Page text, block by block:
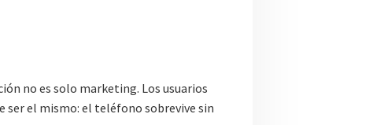
no es solo marketing. Los usuarios
ser el mismo: el teléfono sobrevive sin